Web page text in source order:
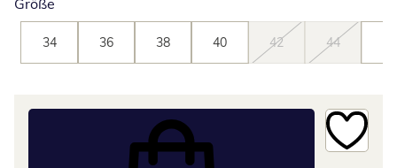
Größe
34 36 38 40 42 44